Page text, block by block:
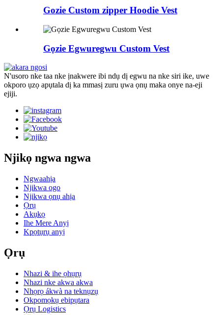
Gozie Custom zipper Hoodie Vest
Gọzie Egwuregwu Custom Vest
N'usoro nke taa nke ịnakwere ibi ndụ dị egwu na nke siri ike, uwe
okporo ụzọ apụtala dị ka mmasị zuru ụwa ọnụ maka onye na-eji
ejiji.
Njikọ ngwa ngwa
Ngwaahịa
Njikwa ogo
Njikwa ọnụ ahịa
Ọrụ
Akụkọ
Ihe Mere Anyị
Kpọtụrụ anyị
Ọrụ
Nhazi & ihe ọhụrụ
Nhazi nke akwa akwa
Nhọrọ ákwà na teknụzụ
Okpomọkụ ebipụtara
Ọrụ Logistics